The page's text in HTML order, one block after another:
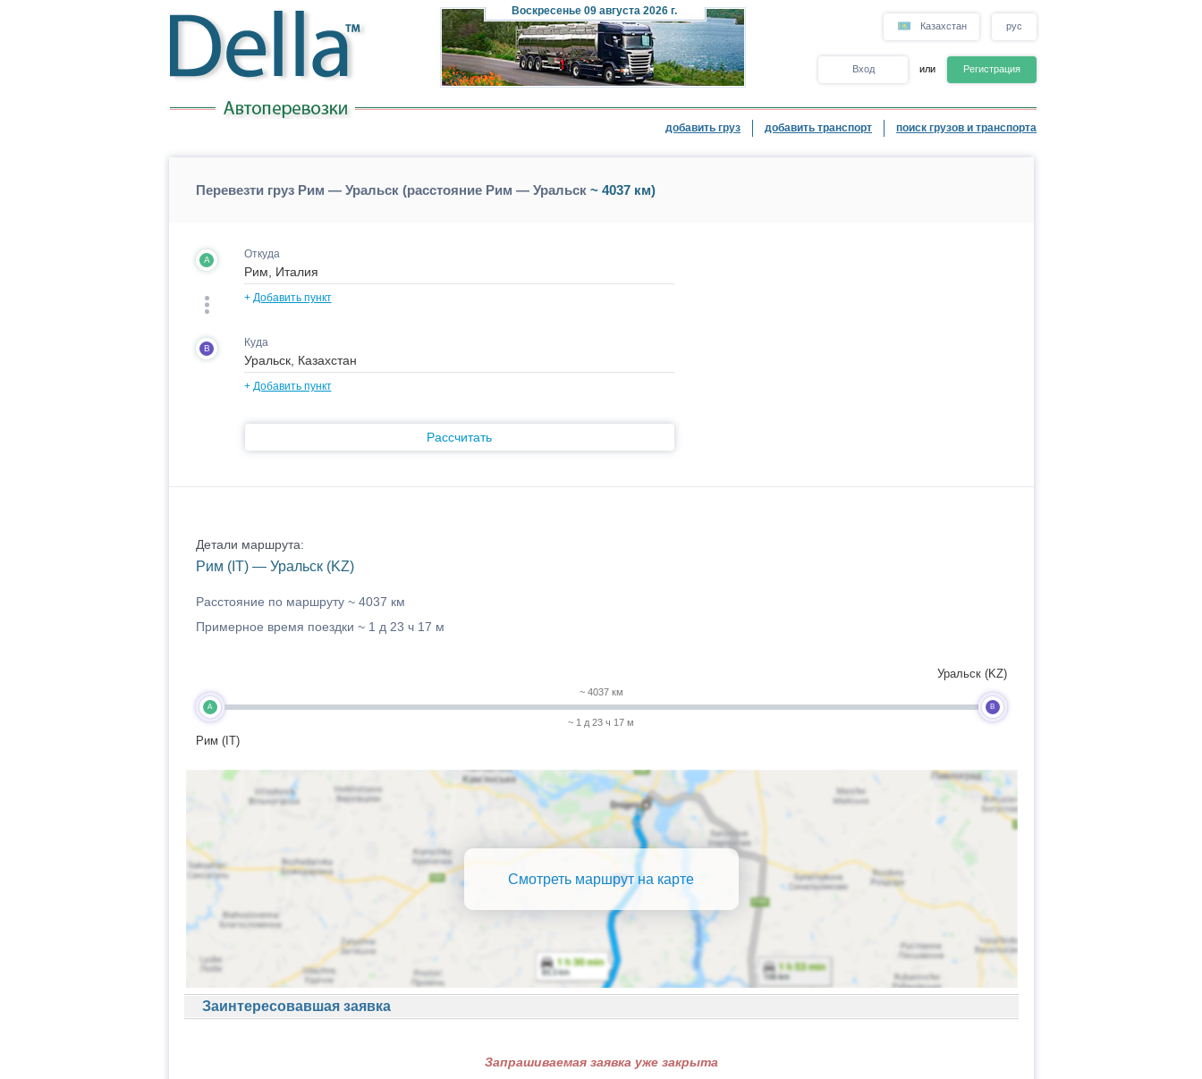
Воскресенье09 августа 2026 г.
Казахстан рус
Вход или Регистрация
добавить груз добавить транспорт поиск грузов и транспорта
Перевезти груз Рим — Уральск (расстояние Рим — Уральск~ 4037 км)
A Откуда
+ Добавить пункт
B Куда
+ Добавить пункт
Рассчитать
Детали маршрута:
Рим (IT) — Уральск (KZ)
Расстояние по маршруту ~ 4037 км
Примерное время поездки ~ 1 д 23 ч 17 м
A
Рим (IT)
~ 4037 км
~ 1 д 23 ч 17 м
B
Уральск (KZ)
Смотреть маршрут на карте
Заинтересовавшая заявка
Запрашиваемая заявка уже закрыта